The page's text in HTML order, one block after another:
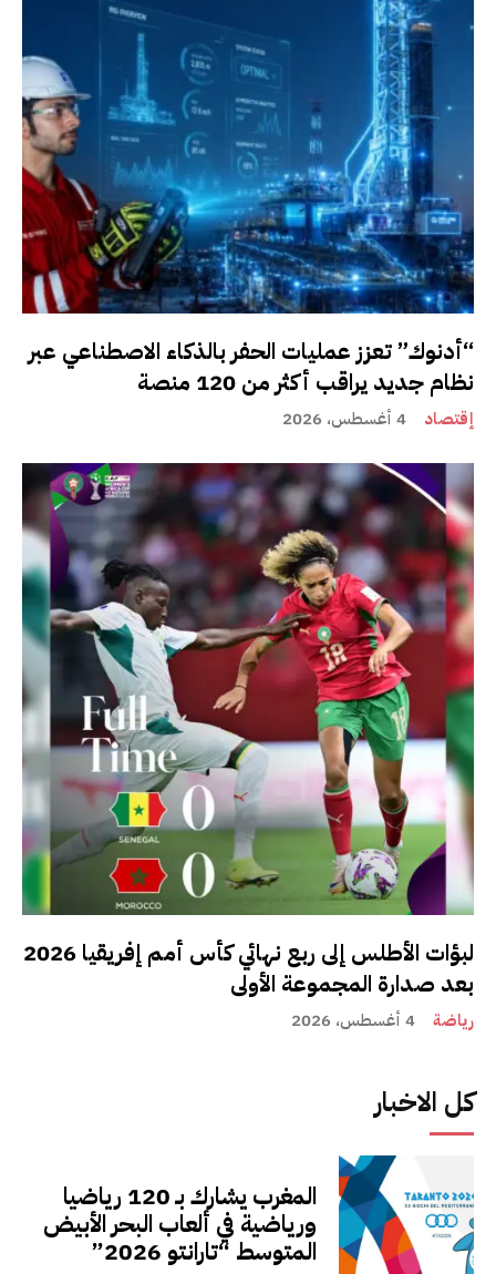
“أدنوك” تعزز عمليات الحفر بالذكاء الاصطناعي عبر
نظام جديد يراقب أكثر من 120 منصة
إقتصاد 4 أغسطس، 2026
لبؤات الأطلس إلى ربع نهائي كأس أمم إفريقيا 2026
بعد صدارة المجموعة الأولى
رياضة 4 أغسطس، 2026
كل الاخبار
المغرب يشارك بـ 120 رياضيا
ورياضية في ألعاب البحر الأبيض
المتوسط “تارانتو 2026”